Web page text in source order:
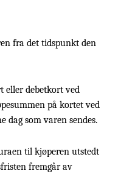
fra det tidspunkt den
eller debetkort ved
på kortet ved
dag som varen sendes.
til kjøperen utstedt
fremgår av